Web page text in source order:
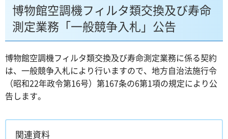
博物館空調機フィルタ類交換及び寿命
測定業務「一般競争入札」公告
博物館空調機フィルタ類交換及び寿命測定業務に係る契約
は、一般競争入札により行いますので、地方自治法施行令
（昭和22年政令第16号）第167条の6第1項の規定により公
告します。
関連資料